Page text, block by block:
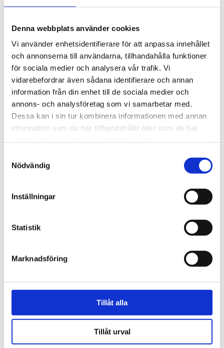
Denna webbplats använder cookies
Vi använder enhetsidentifierare för att anpassa innehållet
och annonserna till användarna, tillhandahålla funktioner
för sociala medier och analysera vår trafik. Vi
vidarebefordrar även sådana identifierare och annan
information från din enhet till de sociala medier och
annons- och analysföretag som vi samarbetar med.
Dessa kan i sin tur kombinera informationen med annan
information som du har tillhandahållit eller som de har
Nödvändig
Inställningar
Statistik
Marknadsföring
Tillåt alla
Tillåt urval
Propalestinska rörelsen
stödbrev till terrorister
Förtalslagen
Rättegång mot Alfvén